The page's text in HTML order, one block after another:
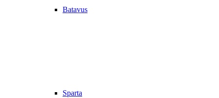
Batavus
Sparta